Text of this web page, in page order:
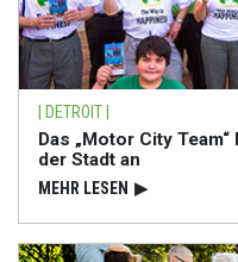
| DETROIT |
Das „Motor City
der Stadt an
MEHR LESEN ▶